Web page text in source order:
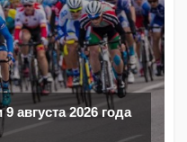
августа 2026 года